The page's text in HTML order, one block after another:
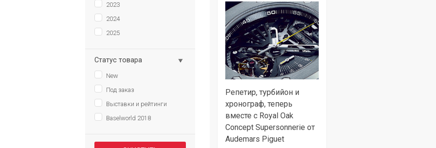
2023
2024
2025
Статус товара
New
Под заказ
Выставки и рейтинги
Baselworld 2018
Репетир, турбийон и
хронограф, теперь
вместе с Royal Oak
Concept Supersonnerie от
Audemars Piguet